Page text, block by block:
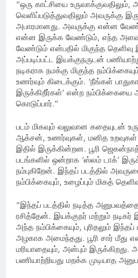
“ஒரு காட்சியை
வெளிப்படுத்துவதிலும் அவருக்கு
அபாரமானது. அவருக்கு என்ன
என்ன இருக்க வேண்டும், எந்த
வேண்டும் என்பதில் மிகுந்த தெளிவு
அப்படிப்பட்ட இயக்குநருடன்
நடிகராக நமக்கு மிகுந்த
உணர்வும் கிடைக்கும். ‘நீங்கள்
இருக்கிறீர்கள்’ என்ற நம்பிக்கையை
கொடுப்பார்.”
படம் மிகவும் வலுவான கதையுடன்
ஆக்சன், உணர்வுகள், மனித
இதில் இருக்கின்றன. பூரி
படங்களில் ஒன்றாக ‘ஸ்லம் டாக்’
நம்புகிறேன். இந்தப் படத்தில்
நம்பிக்கையும், உழைப்பும் மிகத்
“இந்தப் படத்தில் நடித்த
ரசித்தேன். இயக்குநர் மற்றும் நடிகர்
அந்த நம்பிக்கையும், புரிதலும் இந்தப்
அழகாக அமைந்தது. பூரி சார் மீது
மரியாதையும், அன்பும் இருக்கிறது.
பணியாற்றியது மறக்க முடியாத